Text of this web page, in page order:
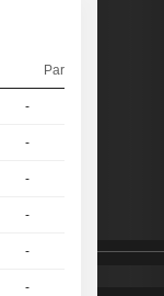
Parität
-
-
-
-
- 72.43
-